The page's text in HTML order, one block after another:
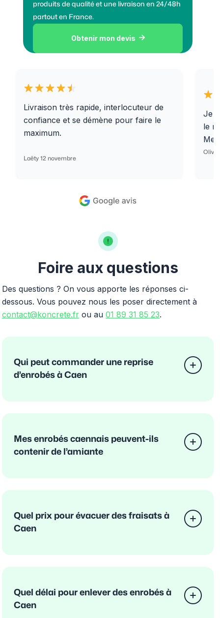
produits de qualité et une livraison en 24/48h
partout en France.
Obtenir mon devis 
Livraison très rapide, interlocuteur de
confiance et se démène pour faire le
maximum.
Laëty 12 novembre
Je
le
Foire aux questions
Des questions ? On vous apporte les réponses ci-
dessous. Vous pouvez nous les poser directement à
contact@koncrete.fr ou au 01 89 31 85 23.
Qui peut commander une reprise
d’enrobés à Caen
Mes enrobés caennais peuvent-ils
contenir de l’amiante
Quel prix pour évacuer des fraisats à
Caen
Quel délai pour enlever des enrobés à
Caen